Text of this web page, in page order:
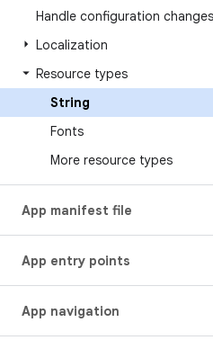
Handle configuration changes
Localization
Resource types
String
Fonts
More resource types
App manifest file
App entry points
App navigation